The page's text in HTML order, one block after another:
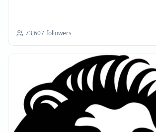
73,607 followers